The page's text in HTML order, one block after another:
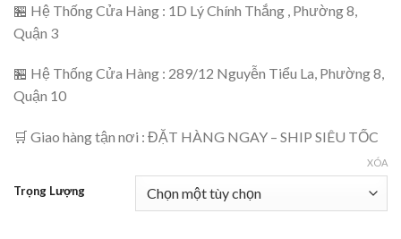
🏪 Hệ Thống Cửa Hàng : 1D Lý Chính Thắng , Phường 8,
Quận 3
🏪 Hệ Thống Cửa Hàng : 289/12 Nguyễn Tiểu La, Phường 8,
Quận 10
🛒 Giao hàng tận nơi : ĐẶT HÀNG NGAY – SHIP SIÊU TỐC
Trọng Lượng
XÓA